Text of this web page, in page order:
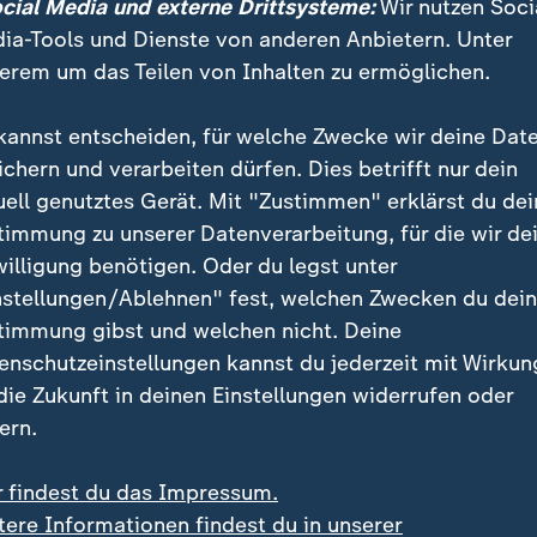
und engagiert – er ist der erfolgreiche Boss, der mehr will.
Männer ihre Macht in Kultur, Politik und Wirtschaft
42 Prozent der
erlebt
zeigt eine aktuelle Studie, wie groß das
für Medizinstudierende in Deutschland
ist: 42
Media und externe Drittsysteme:Wir nutzen
Tools und Dienste von anderen Anbietern. Unter
um das Teilen von Inhalten zu ermöglichen.
entscheiden, für welche Zwecke wir deine
und verarbeiten dürfen. Dies betrifft nur dein
genutztes Gerät. Mit "Zustimmen" erklärst du
zu unserer Datenverarbeitung, für die wir
benötigen. Oder du legst unter
Ablehnen" fest, welchen Zwecken du
gibst und welchen nicht. Deine
kannst du jederzeit mit
Zukunft in deinen Einstellungen widerrufen oder
findest du das Impressum.
Informationen findest du in unserer